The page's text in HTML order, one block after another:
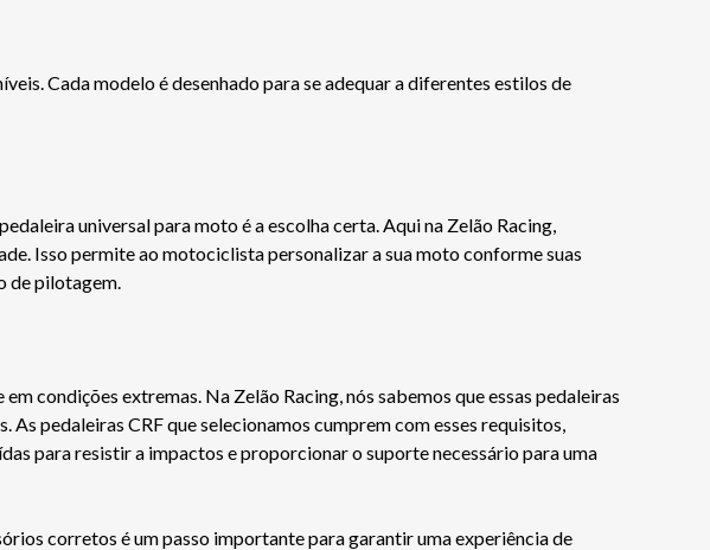
Cada modelo é desenhado para se adequar a diferentes estilos de
universal para moto é a escolha certa. Aqui na Zelão Racing,
Isso permite ao motociclista personalizar a sua moto conforme suas
de pilotagem.
condições extremas. Na Zelão Racing, nós sabemos que essas pedaleiras
pedaleiras CRF que selecionamos cumprem com esses requisitos,
para resistir a impactos e proporcionar o suporte necessário para uma
corretos é um passo importante para garantir uma experiência de